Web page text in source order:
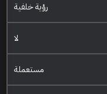
رؤية خلفية
لا
مستعملة